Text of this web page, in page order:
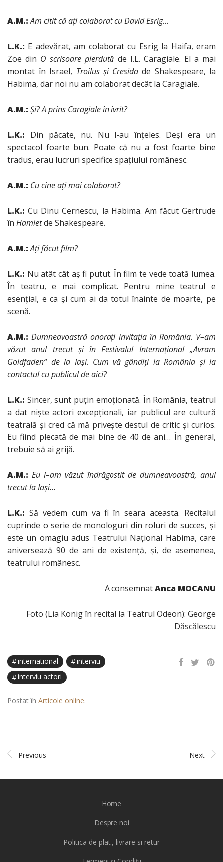
A.M.:Am citit că aţi colaborat cu David Esrig…
L.K.: E adevărat, am colaborat cu Esrig la Haifa, eram
Zoe din O scrisoare pierdută de I.L. Caragiale. El a mai
montat în Israel, Troilus şi Cresida de Shakespeare, la
Habima, dar noi nu am colaborat decât la Caragiale.
A.M.: Şi? A prins Caragiale în ivrit?
L.K.: Din păcate, nu. Nu l-au înţeles. Deşi era un
spectacol foarte bun. Poate că nu a fost foarte bine
tradus, erau lucruri specifice spaţiului românesc.
A.M.: Cu cine aţi mai colaborat?
L.K.:Cu Dinu Cernescu, la Habima. Am făcut Gertrude
în Hamletde Shakespeare.
A.M.:Aţi făcut film?
L.K.: Nu atât cât aş fi putut. În film te vede toată lumea.
În teatru, e mai complicat. Pentru mine teatrul e
esenţial, e ca şi cum ai da totul înainte de moarte, pe
scenă.
A.M.:Dumneavoastră onoraţi invitaţia în România. V–am
văzut anul trecut şi în Festivalul Internaţional „Avram
Goldfaden“ de la Iaşi. Cum vă gândiţi la România şi la
contactul cu publicul de aici?
L.K.: Sincer, sunt puţin emoţionată. În România, teatrul
a dat nişte actori excepţionali, iar publicul are cultură
teatrală şi cred că mă priveşte destul de critic şi curios.
Eu fiind plecată de mai bine de 40 de ani… În general,
trebuie să ai grijă.
A.M.:Eu l–am văzut îndrăgostit de dumneavoastră, anul
trecut la Iaşi…
L.K.: Să vedem cum va fi în seara aceasta. Recitalul
cuprinde o serie de monologuri din roluri de succes, şi
este un omagiu adus Teatrului Naţional Habima, care
aniversează 90 de ani de existenţă, şi, de asemenea,
teatrului românesc.
A consemnatAnca MOCANU
Foto (Lia König în recital la Teatrul Odeon): George
Dăscălescu
international
interviu
interviu actori
Postat în Articole online.
Previous Next
Home
Despre noi
Politica de plati, livrare si retur